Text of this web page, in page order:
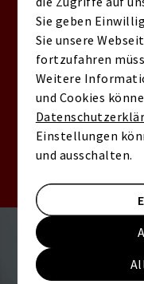
Gute ÖPNV-
Innenstadt
Attraktive
Persönlich
Immobilie
Der
– und im
Ein
Sie geben
Sie unsere
fortzufahren
Weitere
und Cookies
Einstellungen
und ausschalten.